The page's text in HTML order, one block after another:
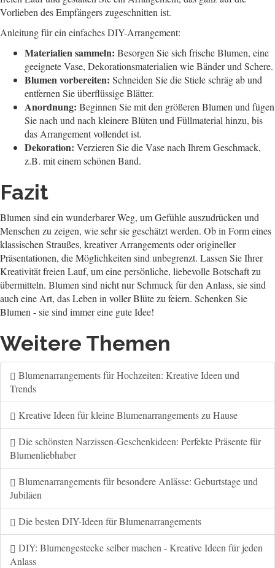
Vorlieben des Empfängers zugeschnitten ist.
Anleitung für ein einfaches DIY-Arrangement:
Materialien sammeln: Besorgen Sie sich frische Blumen, eine
geeignete Vase, Dekorationsmaterialien wie Bänder und Schere.
Blumen vorbereiten: Schneiden Sie die Stiele schräg ab und
entfernen Sie überflüssige Blätter.
Anordnung: Beginnen Sie mit den größeren Blumen und fügen
Sie nach und nach kleinere Blüten und Füllmaterial hinzu, bis
das Arrangement vollendet ist.
Dekoration: Verzieren Sie die Vase nach Ihrem Geschmack,
z.B. mit einem schönen Band.
Fazit
Blumen sind ein wunderbarer Weg, um Gefühle auszudrücken und
Menschen zu zeigen, wie sehr sie geschätzt werden. Ob in Form eines
klassischen Straußes, kreativer Arrangements oder origineller
Präsentationen, die Möglichkeiten sind unbegrenzt. Lassen Sie Ihrer
Kreativität freien Lauf, um eine persönliche, liebevolle Botschaft zu
übermitteln. Blumen sind nicht nur Schmuck für den Anlass, sie sind
auch eine Art, das Leben in voller Blüte zu feiern. Schenken Sie
Blumen - sie sind immer eine gute Idee!
Weitere Themen
Blumenarrangements für Hochzeiten: Kreative Ideen und
Trends
Kreative Ideen für kleine Blumenarrangements zu Hause
Die schönsten Narzissen-Geschenkideen: Perfekte Präsente für
Blumenliebhaber
Blumenarrangements für besondere Anlässe: Geburtstage und
Jubiläen
Die besten DIY-Ideen für Blumenarrangements
DIY: Blumengestecke selber machen - Kreative Ideen für jeden
Anlass